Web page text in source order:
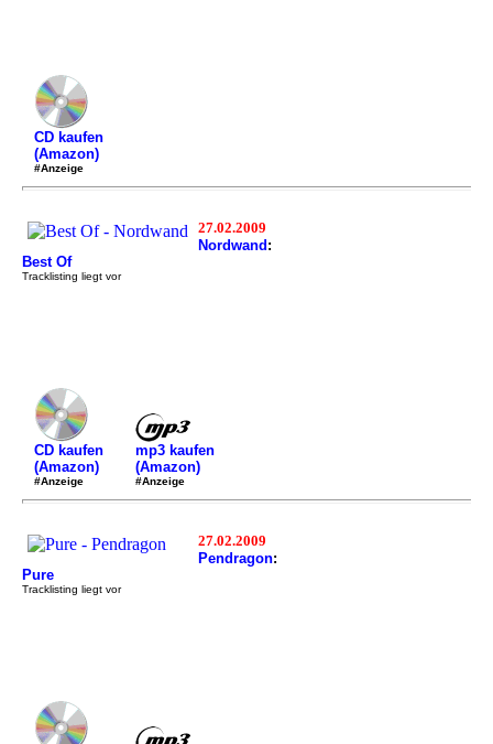
CD kaufen
(Amazon)
#Anzeige
27.02.2009
Nordwand :
Best Of
Tracklisting liegt vor
CD kaufen
(Amazon)
#Anzeige
mp3 kaufen
(Amazon)
#Anzeige
27.02.2009
Pendragon:
Pure
Tracklisting liegt vor